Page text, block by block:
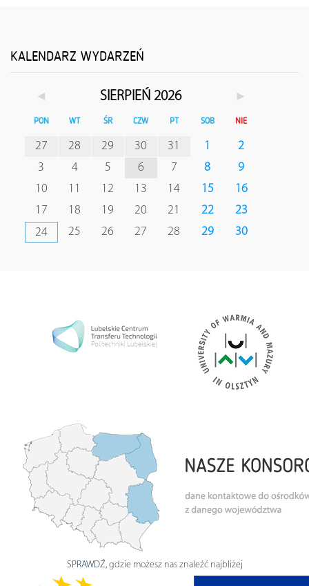
KALENDARZ WYDARZEŃ
◄ SIERPIEŃ 2026 ►
PON WT ŚR CZW PT SOB NIE
27 28 29 30 31 1
2
3
4 5 6 7 8
9
10
11 12 13 14 15
16
17
18 19 20 21 22
23
24
25 26 27 28 29 30
SPRAWDŹ, gdzie możesz nas znaleźć najbliżej